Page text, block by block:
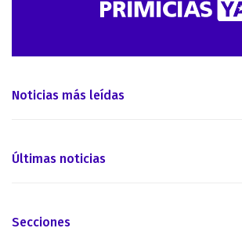
Noticias más leídas
Últimas noticias
Secciones